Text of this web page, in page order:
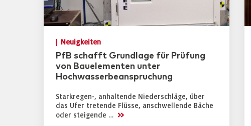
Neuigkeiten
PfB schafft Grundlage für Prüfung
von Bauelementen unter
Hochwasserbeanspruchung
Starkregen-, anhaltende Niederschläge, über
das Ufer tretende Flüsse, anschwellende Bäche
oder steigende … >>